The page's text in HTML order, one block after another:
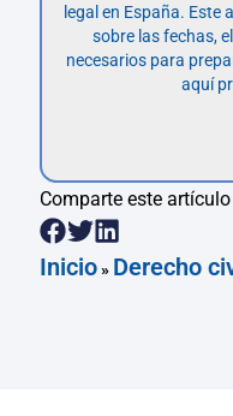
legal en España.
sobre las fechas,
necesarios para
aquí
Comparte este
Inicio» Derecho